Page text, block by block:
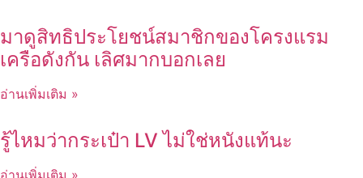
มาดูสิทธิประโยชน์สมาชิกของโครงแรม
เครือดังกัน เลิศมากบอกเลย
อ่านเพิ่มเติม »
รู้ไหมว่ากระเป๋า LV ไม่ใช่หนังแท้นะ